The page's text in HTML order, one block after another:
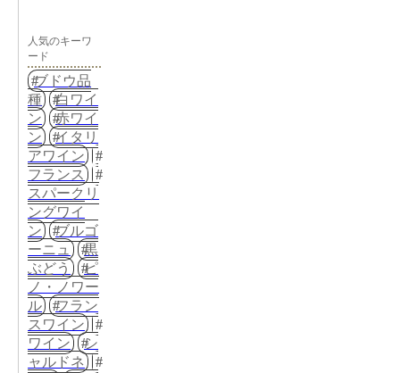
人気のキーワ
ード
ブドウ品
種
白ワイ
ン
赤ワイ
ン
イタリ
アワイン
フランス
スパークリ
ングワイ
ン
ブルゴ
ーニュ
黒
ぶどう
ピ
ノ・ノワー
ル
フラン
スワイン
ワイン
シ
ャルドネ